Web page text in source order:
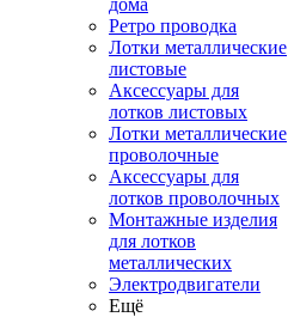
дома
Ретро проводка
Лотки металлические
листовые
Аксессуары для
лотков листовых
Лотки металлические
проволочные
Аксессуары для
лотков проволочных
Монтажные изделия
для лотков
металлических
Электродвигатели
Ещё